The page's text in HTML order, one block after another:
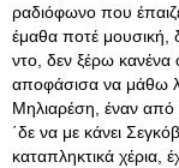
ραδιόφωνο που
έμαθα ποτέ μουσική,
ντο, δεν ξέρω
αποφάσισα να μάθω
Μηλιαρέση, έναν από
΄δε να με κάνει
καταπληκτικά χέρια,